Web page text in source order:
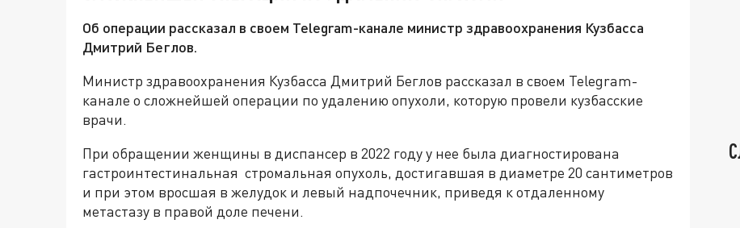
Об операции рассказал в своем Telegram-канале министр здравоохранения Кузбасса
Дмитрий Беглов.
Министр здравоохранения Кузбасса Дмитрий Беглов рассказал в своем Telegram-
канале о сложнейшей операции по удалению опухоли, которую провели кузбасские
врачи.
При обращении женщины в диспансер в 2022 году у нее была диагностирована
гастроинтестинальная стромальная опухоль, достигавшая в диаметре 20 сантиметров
и при этом вросшая в желудок и левый надпочечник, приведя к отдаленному
метастазу в правой доле печени.